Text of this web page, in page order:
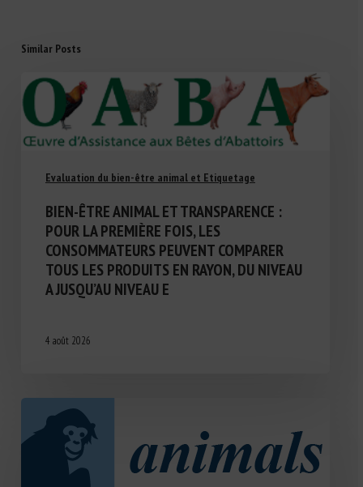
Similar Posts
Evaluation du bien-être animal et Etiquetage
BIEN-ÊTRE ANIMAL ET TRANSPARENCE :
POUR LA PREMIÈRE FOIS, LES
CONSOMMATEURS PEUVENT COMPARER
TOUS LES PRODUITS EN RAYON, DU NIVEAU
A JUSQU’AU NIVEAU E
4 août 2026